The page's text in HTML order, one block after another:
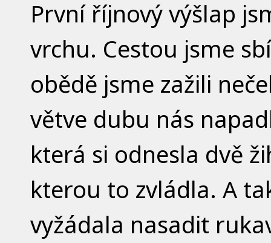
První říjnový výšlap
vrchu. Cestou jsme
obědě jsme zažili
větve dubu nás
která si odnesla dvě
kterou to zvládla. A
vyžádala nasadit